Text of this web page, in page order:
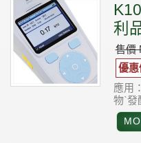
利
售價
優惠
應用
物ˋ